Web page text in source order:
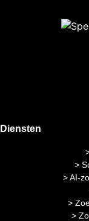
Diensten
>
> AI-
>
>